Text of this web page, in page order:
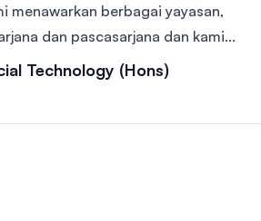
menawarkan berbagai yayasan,
dan pascasarjana dan kami...
Technology (Hons)